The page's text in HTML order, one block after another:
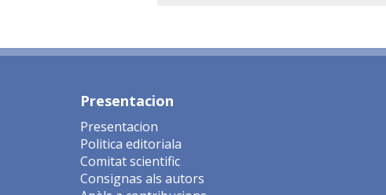
Presentacion
Presentacion
Politica editoriala
Comitat scientific
Consignas als autors